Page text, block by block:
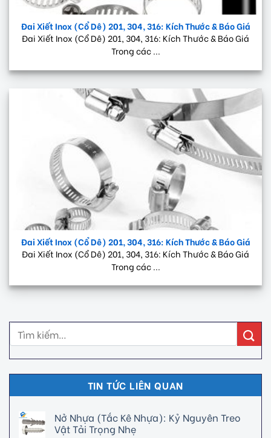
Đai Xiết Inox (Cổ Dê) 201, 304, 316: Kích Thước & Báo Giá
Đai Xiết Inox (Cổ Dê) 201, 304, 316: Kích Thước & Báo Giá
Trong các ...
Đai Xiết Inox (Cổ Dê) 201, 304, 316: Kích Thước & Báo Giá
Đai Xiết Inox (Cổ Dê) 201, 304, 316: Kích Thước & Báo Giá
Trong các ...
TIN TỨC LIÊN QUAN
Nở Nhựa (Tắc Kê Nhựa): Kỷ Nguyên Treo
Vật Tải Trọng Nhẹ